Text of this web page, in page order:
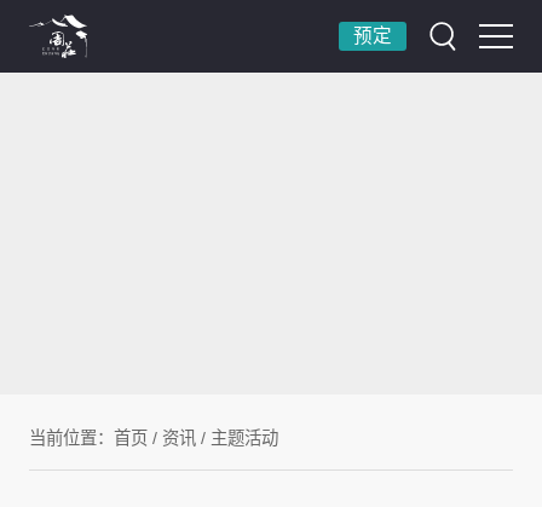
预定
当前位置： 首页 / 资讯 / 主题活动